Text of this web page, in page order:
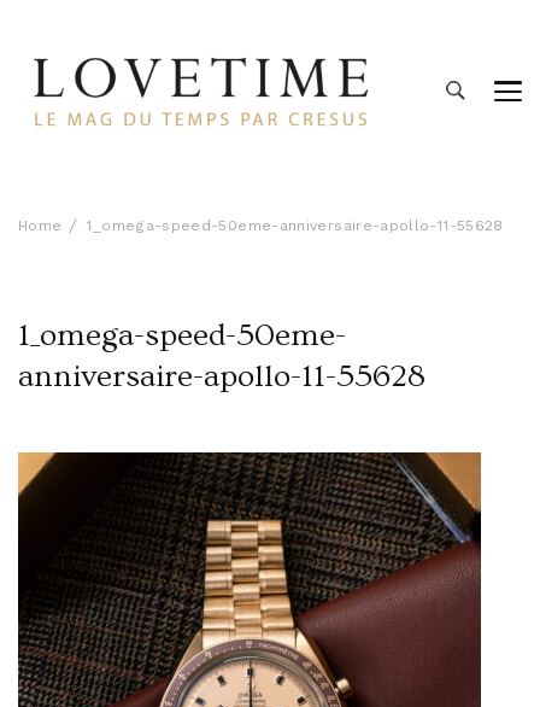
Home 1_omega-speed-50eme-anniversaire-apollo-11-55628
1_omega-speed-50eme-
anniversaire-apollo-11-55628